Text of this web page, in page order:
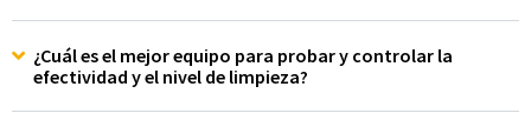
¿Cuál es el mejor equipo para probar y controlar la
efectividad y el nivel de limpieza?